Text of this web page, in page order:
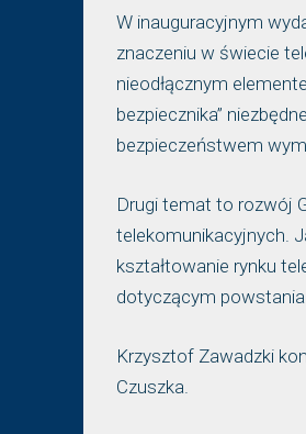
W inauguracyjnym
znaczeniu w świecie
nieodłącznym
bezpiecznika”
bezpieczeństwem
Drugi temat to rozwój
telekomunikacyjnych.
kształtowanie rynku
dotyczącym
Krzysztof Zawadzki
Czuszka.